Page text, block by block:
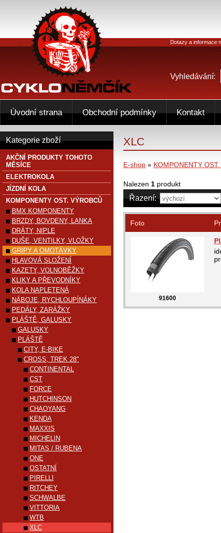
XLC
E-shop » KOMPONENTY
Nalezen 1 produkt
Řazení:
Foto
91600
Kategorie zboží
AKČNÍ PRODUKTY TOHOTO
MĚSÍCE
ELEKTROKOLA
JÍZDNÍ KOLA
KOMPONENTY OST. VÝROBCŮ
BMX KOMPONENTY
BRZDY, BOVDENY, LANKA
DRÁTY, NIPLE
DUŠE, VENTILKY, VLOŽKY
GRIPY A OMOTÁVKY
HLAVOVÁ SLOŽENÍ
KAZETY, VOLNOBĚŽKY
KLIKY A PŘEVODNÍKY
KOLA NAPLETENÁ
NÁBOJE, RYCHLOUPÍNÁKY
PEDÁLY, ZARÁŽKY
PLÁŠTĚ, GALUSKY
GALUSKY
PLÁŠTĚ
CITY, E-BIKE
CROSS, TREK 28"
CONTINENTAL
CST
FORCE
HUTCHINSON
CHAOYANG
KENDA
MAXXIS
MICHELIN
MITAS / RUBENA
ONE
OSTATNÍ
PIRELLI
RITCHEY
SCHWALBE
VITTORIA
WTB
XLC
Dotazy a informace
Vyhledávání:
Úvodní strana Obchodní podmínky Kontakt